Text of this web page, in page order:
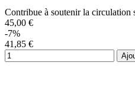
Contribue à soutenir la circulation
45,00 €
-7%
41,85 €